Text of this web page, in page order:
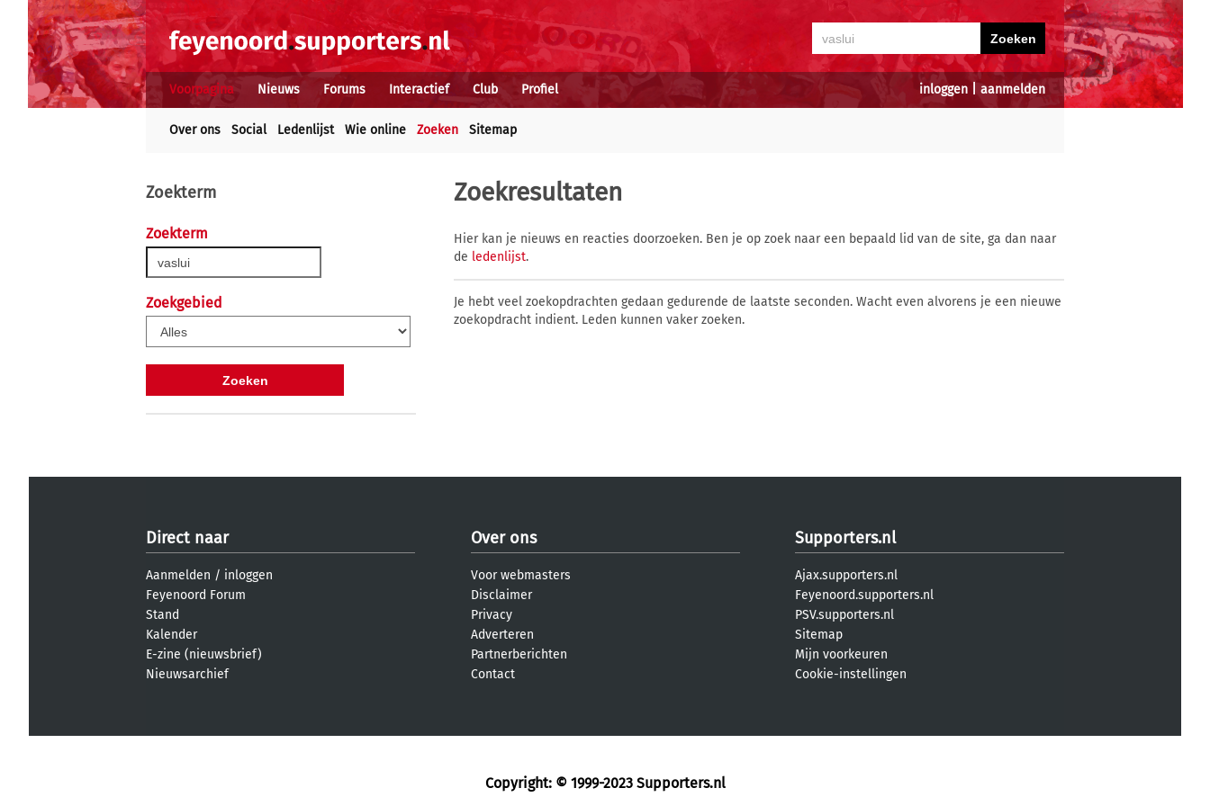
inloggen aanmelden
Voorpagina Nieuws Forums Interactief Club Profiel
Over ons Social Ledenlijst Wie online Zoeken Sitemap
Zoekterm
Zoekterm
Zoekgebied
Zoekresultaten
Hier kan je nieuws en reacties doorzoeken. Ben je op zoek naar een bepaald lid van de site, ga dan naar
de ledenlijst.
Je hebt veel zoekopdrachten gedaan gedurende de laatste seconden. Wacht even alvorens je een nieuwe
zoekopdracht indient. Leden kunnen vaker zoeken.
Direct naar
Aanmelden / inloggen
Feyenoord Forum
Stand
Kalender
E-zine (nieuwsbrief)
Nieuwsarchief
Over ons
Voor webmasters
Disclaimer
Privacy
Adverteren
Partnerberichten
Contact
Supporters.nl
Ajax.supporters.nl
Feyenoord.supporters.nl
PSV.supporters.nl
Sitemap
Mijn voorkeuren
Cookie-instellingen
Copyright: © 1999-2023 Supporters.nl